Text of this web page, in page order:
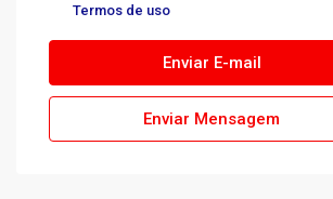
Termos de uso
Enviar E-mail
Enviar Mensagem